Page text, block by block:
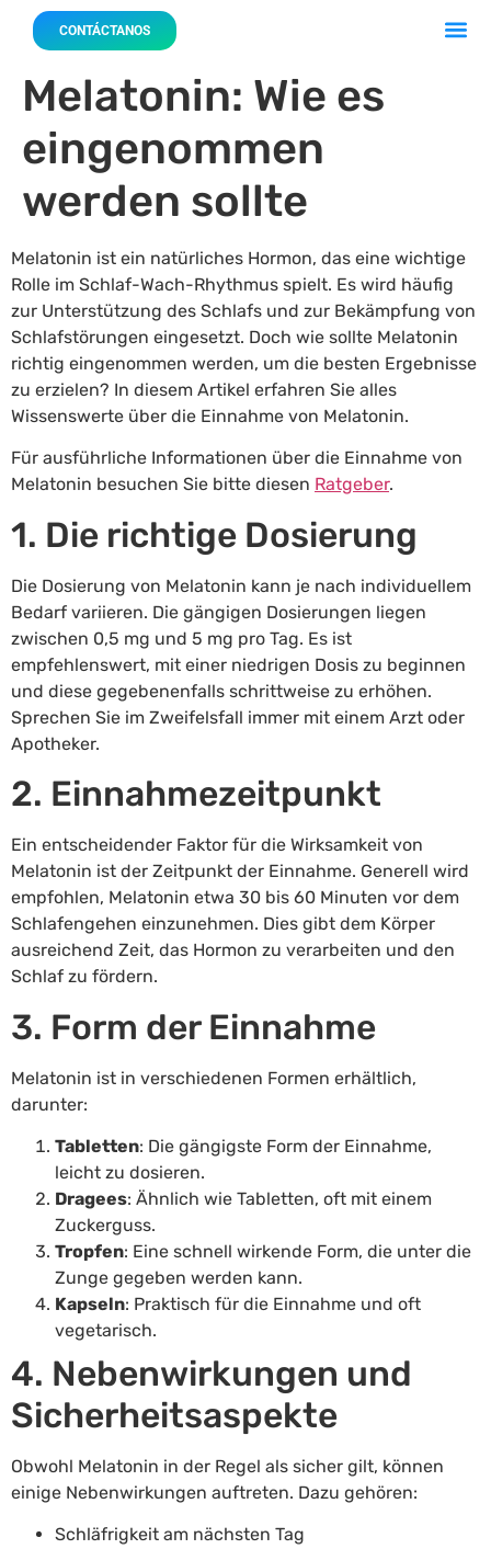
CONTÁCTANOS
Melatonin: Wie es
eingenommen
werden sollte
Melatonin ist ein natürliches Hormon, das eine wichtige
Rolle im Schlaf-Wach-Rhythmus spielt. Es wird häufig
zur Unterstützung des Schlafs und zur Bekämpfung von
Schlafstörungen eingesetzt. Doch wie sollte Melatonin
richtig eingenommen werden, um die besten Ergebnisse
zu erzielen? In diesem Artikel erfahren Sie alles
Wissenswerte über die Einnahme von Melatonin.
Für ausführliche Informationen über die Einnahme von
Melatonin besuchen Sie bitte diesen Ratgeber.
1. Die richtige Dosierung
Die Dosierung von Melatonin kann je nach individuellem
Bedarf variieren. Die gängigen Dosierungen liegen
zwischen 0,5 mg und 5 mg pro Tag. Es ist
empfehlenswert, mit einer niedrigen Dosis zu beginnen
und diese gegebenenfalls schrittweise zu erhöhen.
Sprechen Sie im Zweifelsfall immer mit einem Arzt oder
Apotheker.
2. Einnahmezeitpunkt
Ein entscheidender Faktor für die Wirksamkeit von
Melatonin ist der Zeitpunkt der Einnahme. Generell wird
empfohlen, Melatonin etwa 30 bis 60 Minuten vor dem
Schlafengehen einzunehmen. Dies gibt dem Körper
ausreichend Zeit, das Hormon zu verarbeiten und den
Schlaf zu fördern.
3. Form der Einnahme
Melatonin ist in verschiedenen Formen erhältlich,
darunter:
Tabletten: Die gängigste Form der Einnahme,
leicht zu dosieren.
Dragees: Ähnlich wie Tabletten, oft mit einem
Zuckerguss.
Tropfen: Eine schnell wirkende Form, die unter die
Zunge gegeben werden kann.
Kapseln: Praktisch für die Einnahme und oft
vegetarisch.
4. Nebenwirkungen und
Sicherheitsaspekte
Obwohl Melatonin in der Regel als sicher gilt, können
einige Nebenwirkungen auftreten. Dazu gehören:
Schläfrigkeit am nächsten Tag